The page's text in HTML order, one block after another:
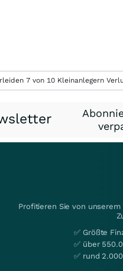
7 von 10 Kleinanlegern
Profitieren Sie von
✅ Größte
✅ über
✅ rund